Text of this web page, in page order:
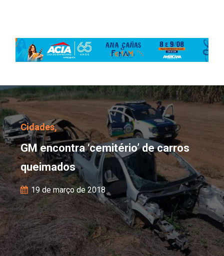
GM encontra
Cidades,
GM encontra ‘cemitério’ de carros
queimados
19 de março de 2018